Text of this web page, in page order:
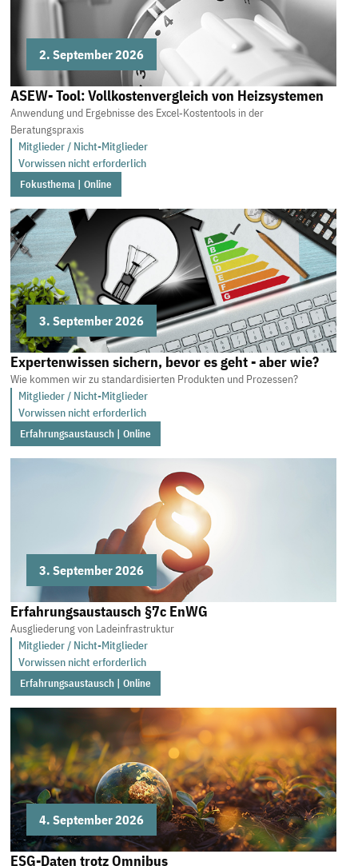
2. September 2026
ASEW- Tool: Vollkostenvergleich von Heizsystemen
Anwendung und Ergebnisse des Excel‑Kostentools in der
Beratungspraxis
Mitglieder / Nicht-Mitglieder
Vorwissen nicht erforderlich
Fokusthema | Online
3. September 2026
Expertenwissen sichern, bevor es geht - aber wie?
Wie kommen wir zu standardisierten Produkten und Prozessen?
Mitglieder / Nicht-Mitglieder
Vorwissen nicht erforderlich
Erfahrungsaustausch | Online
3. September 2026
Erfahrungsaustausch §7c EnWG
Ausgliederung von Ladeinfrastruktur
Mitglieder / Nicht-Mitglieder
Vorwissen nicht erforderlich
Erfahrungsaustausch | Online
4. September 2026
ESG-Daten trotz Omnibus